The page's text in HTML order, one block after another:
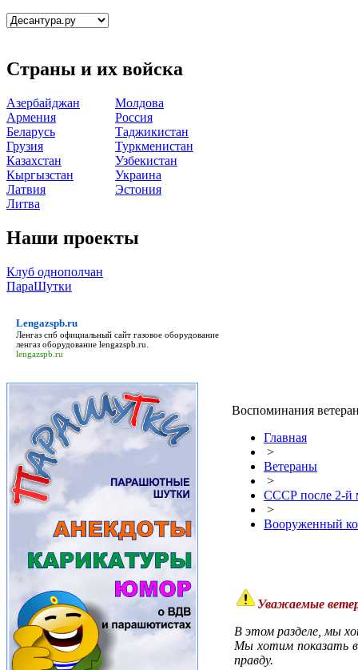
Страны и их войска
Азербайджан
Армения
Беларусь
Грузия
Казахстан
Кыргызстан
Латвия
Литва
Молдова
Россия
Таджикистан
Туркменистан
Узбекистан
Украина
Эстония
Наши проекты
Клуб однополчан
ПараШутки
Lengazspb.ru
Ленгаз спб официальный сайт газовое оборудование
ленгаз оборудование lengazspb.ru
lengazspb.ru
Воспоминания
Главная
>
Ветераны
>
СССР после 2-й
>
Вооруженный
Уважаемые
В этом разделе, мы
Мы хотим показать
правду.